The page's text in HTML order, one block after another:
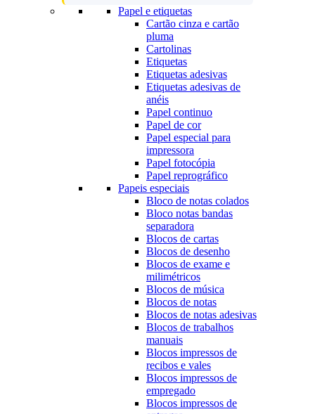
Papel e etiquetas
Cartão cinza e cartão
pluma
Cartolinas
Etiquetas
Etiquetas adesivas
Etiquetas adesivas de
anéis
Papel continuo
Papel de cor
Papel especial para
impressora
Papel fotocópia
Papel reprográfico
Papeis especiais
Bloco de notas colados
Bloco notas bandas
separadora
Blocos de cartas
Blocos de desenho
Blocos de exame e
milimétricos
Blocos de música
Blocos de notas
Blocos de notas adesivas
Blocos de trabalhos
manuais
Blocos impressos de
recibos e vales
Blocos impressos de
empregado
Blocos impressos de